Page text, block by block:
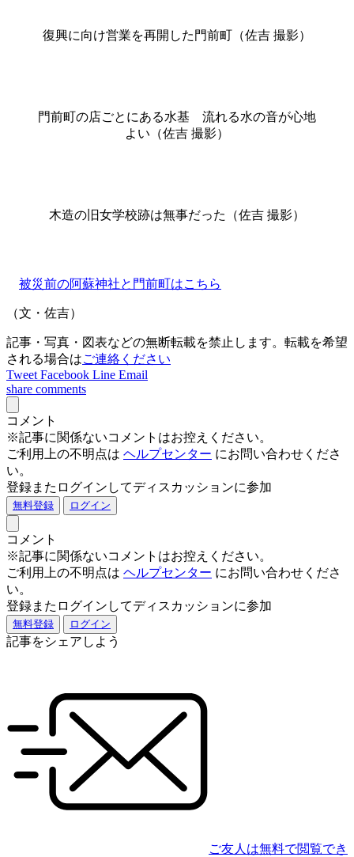
復興に向け営業を再開した門前町（佐吉 撮影）
門前町の店ごとにある水基 流れる水の音が心地
よい（佐吉 撮影）
木造の旧女学校跡は無事だった（佐吉 撮影）
被災前の阿蘇神社と門前町はこちら
（文・佐吉）
記事・写真・図表などの無断転載を禁止します。転載を希望
される場合はご連絡ください
Tweet Facebook Line Email
share comments
コメント
※記事に関係ないコメントはお控えください。
ご利用上の不明点は ヘルプセンター にお問い合わせくださ
い。
登録またログインしてディスカッションに参加
無料登録 ログイン
コメント
※記事に関係ないコメントはお控えください。
ご利用上の不明点は ヘルプセンター にお問い合わせくださ
い。
登録またログインしてディスカッションに参加
無料登録 ログイン
記事をシェアしよう
ご友人は無料で閲覧でき